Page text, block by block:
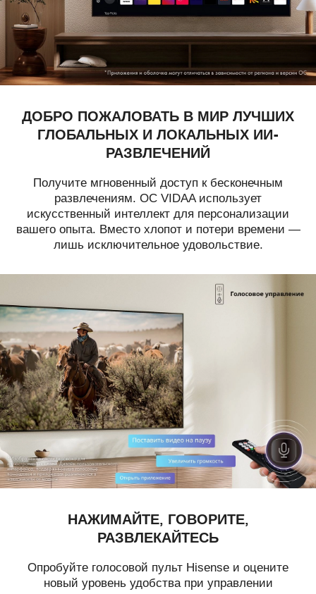
ДОБРО ПОЖАЛОВАТЬ В МИР ЛУЧШИХ
ГЛОБАЛЬНЫХ И ЛОКАЛЬНЫХ ИИ-
РАЗВЛЕЧЕНИЙ
Получите мгновенный доступ к бесконечным
развлечениям. ОС VIDAA использует
искусственный интеллект для персонализации
вашего опыта. Вместо хлопот и потери времени —
лишь исключительное удовольствие.
НАЖИМАЙТЕ, ГОВОРИТЕ,
РАЗВЛЕКАЙТЕСЬ
Опробуйте голосовой пульт Hisense и оцените
новый уровень удобства при управлении